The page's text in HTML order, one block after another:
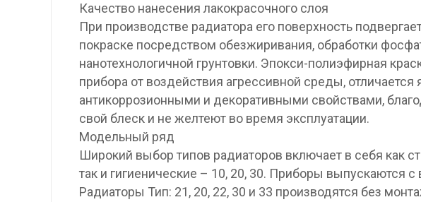
Качество нанесения лакокрасочного слоя
При производстве радиатора его поверхность
покраске посредством обезжиривания, обработки
нанотехнологичной грунтовки. Эпокси-полиэфирная
прибора от воздействия агрессивной среды,
антикоррозионными и декоративными свойствами,
свой блеск и не желтеют во время эксплуатации.
Модельный ряд
Широкий выбор типов радиаторов включает в себя как
так и гигиенические – 10, 20, 30. Приборы выпускаются
Радиаторы Тип: 21, 20, 22, 30 и 33 производятся без